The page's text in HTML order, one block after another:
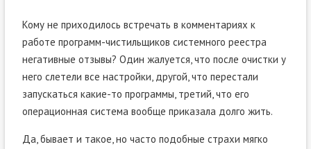
Кому не приходилось встречать в комментариях к
работе программ-чистильщиков системного реестра
негативные отзывы? Один жалуется, что после очистки у
него слетели все настройки, другой, что перестали
запускаться какие-то программы, третий, что его
операционная система вообще приказала долго жить.
Да, бывает и такое, но часто подобные страхи мягко